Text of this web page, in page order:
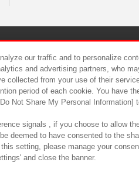
食品のご提供について カスタマ
our traffic and to personalize
and advertising partners, who
collected from your use of their
period of each cookie. You have
Not Share My Personal Information]
signals , if you choose to allow
deemed to have consented to the
setting, please manage your
and close the banner.